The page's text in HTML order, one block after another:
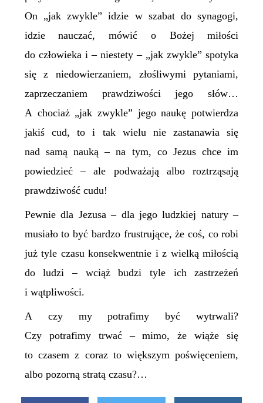
On „jak zwykle” idzie w szabat do synagogi,
idzie nauczać, mówić o Bożej miłości
do człowieka i – niestety – „jak zwykle” spotyka
się z niedowierzaniem, złośliwymi pytaniami,
zaprzeczaniem prawdziwości jego słów…
A chociaż „jak zwykle” jego naukę potwierdza
jakiś cud, to i tak wielu nie zastanawia się
nad samą nauką – na tym, co Jezus chce im
powiedzieć – ale podważają albo roztrząsają
prawdziwość cudu!
Pewnie dla Jezusa – dla jego ludzkiej natury –
musiało to być bardzo frustrujące, że coś, co robi
już tyle czasu konsekwentnie i z wielką miłością
do ludzi – wciąż budzi tyle ich zastrzeżeń
i wątpliwości.
A czy my potrafimy być wytrwali?
Czy potrafimy trwać – mimo, że wiąże się
to czasem z coraz to większym poświęceniem,
albo pozorną stratą czasu?…